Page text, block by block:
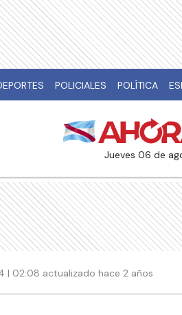
POLICIALES POLÍTICA
jueves 06 de
| 02:08 actualizado hace 2 años